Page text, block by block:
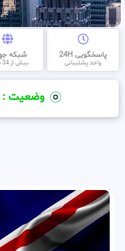
پاسخگویی 24H
واحد پشتیبانی
شبکه
بیش از 34 شعبه
وضعیت : قابل